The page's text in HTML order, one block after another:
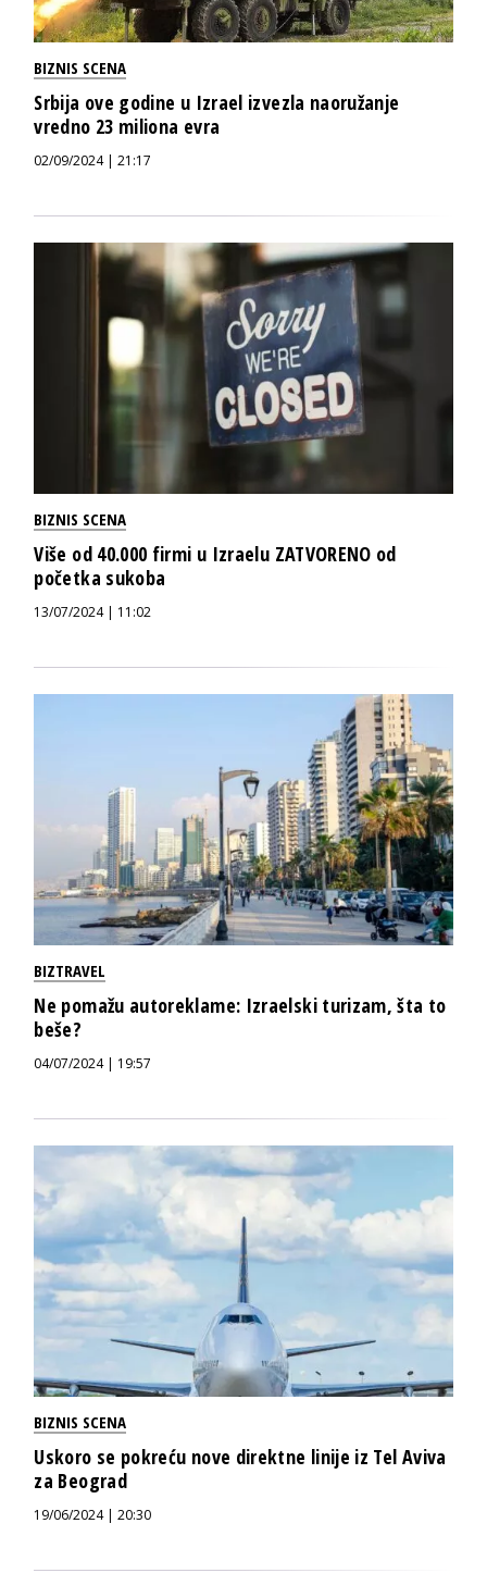
BIZNIS SCENA
Srbija ove godine u Izrael izvezla naoružanje
vredno 23 miliona evra
02/09/2024 | 21:17
BIZNIS SCENA
Više od 40.000 firmi u Izraelu ZATVORENO od
početka sukoba
13/07/2024 | 11:02
BIZTRAVEL
Ne pomažu autoreklame: Izraelski turizam, šta to
beše?
04/07/2024 | 19:57
BIZNIS SCENA
Uskoro se pokreću nove direktne linije iz Tel Aviva
za Beograd
19/06/2024 | 20:30